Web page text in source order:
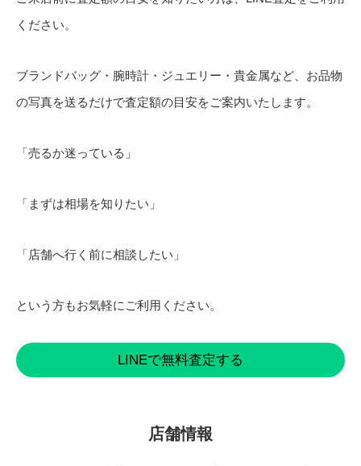
ください。
ブランドバッグ・腕時計・ジュエリー・貴金属など、お品物
の写真を送るだけで査定額の目安をご案内いたします。
「売るか迷っている」
「まずは相場を知りたい」
「店舗へ行く前に相談したい」
という方もお気軽にご利用ください。
LINEで無料査定する
店舗情報